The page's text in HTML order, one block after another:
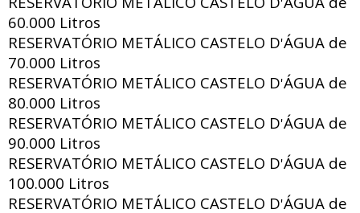
60.000 Litros
RESERVATÓRIO METÁLICO CASTELO D'ÁGUA de
70.000 Litros
RESERVATÓRIO METÁLICO CASTELO D'ÁGUA de
80.000 Litros
RESERVATÓRIO METÁLICO CASTELO D'ÁGUA de
90.000 Litros
RESERVATÓRIO METÁLICO CASTELO D'ÁGUA de
100.000 Litros
RESERVATÓRIO METÁLICO CASTELO D'ÁGUA de